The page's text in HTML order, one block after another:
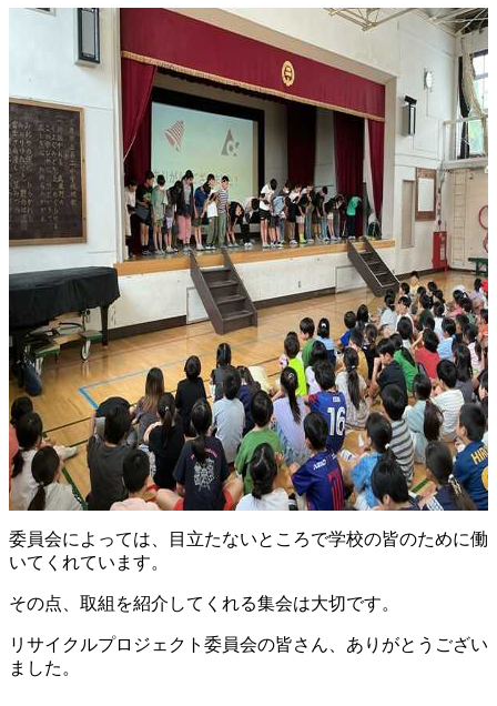
委員会によっては、目立たないところで学校の皆のために働
いてくれています。
その点、取組を紹介してくれる集会は大切です。
リサイクルプロジェクト委員会の皆さん、ありがとうござい
ました。